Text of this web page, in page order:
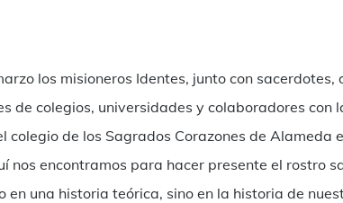
los misioneros Identes, junto con
de colegios, universidades y colaboradores con
colegio de los Sagrados Corazones de
nos encontramos para hacer presente el rostro
en una historia teórica, sino en la historia de